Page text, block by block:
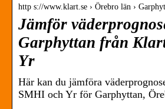
http s://www.klart.se › Örebro län ›
Jämför
Garphyttan från
Yr
Här kan du jämföra
SMHI och Yr för Garphyttan,